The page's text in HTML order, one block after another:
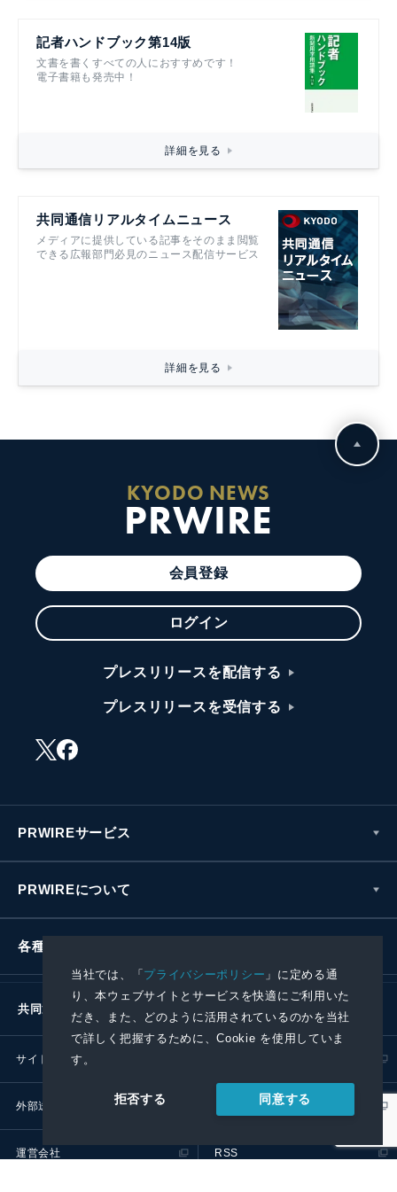
当社では、「プライバシーポリシー 」に定める通
り、本ウェブサイトとサービスを快適にご利用いた
だき、また、どのように活用されているのかを当社
で詳しく把握するために、Cookie を使用していま
す。
拒否する 同意する
記者ハンドブック第14版
文書を書くすべての人におすすめです！
電子書籍も発売中！
詳細を見る
共同通信リアルタイムニュース
メディアに提供している記事をそのまま閲覧
できる広報部門必見のニュース配信サービス
詳細を見る
KYODO NEWS
PRWIRE
会員登録
ログイン
プレスリリースを配信する
プレスリリースを受信する
PRWIREサービス
PRWIREについて
各種お問い合わせ
共同通信社グループ
サイトポリシー
外部送信ポリシー プレスリリース取扱基準
運営会社 RSS